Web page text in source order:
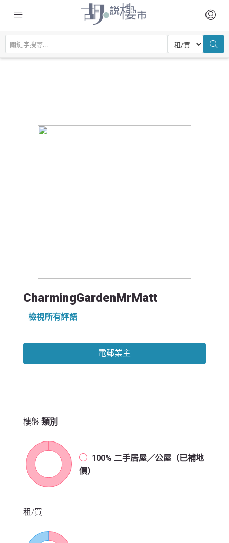
CharmingGardenMrMatt
檢視所有評語
電郵業主
樓盤 類別
100% 二手居屋／公屋（已補地
價）
租/買